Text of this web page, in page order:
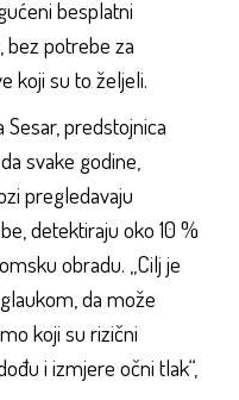
besplatni
bez potrebe za
koji su to željeli.
predstojnica
svake godine,
pregledavaju
detektiraju oko 10 %
obradu. „Cilj je
da može
koji su rizični
i izmjere očni tlak“,